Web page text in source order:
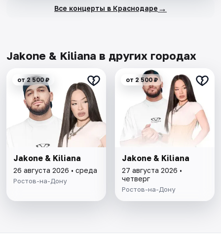
Все концерты в Краснодаре →
Jakone & Kiliana в других городах
от 2 500 ₽
Jakone & Kiliana
26 августа 2026 • среда
Ростов-на-Дону
от 2 500 ₽
Jakone & Kiliana
27 августа 2026 •
четверг
Ростов-на-Дону